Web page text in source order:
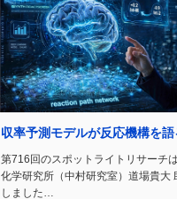
収率予測モデルが反応機構を語
第716回のスポットライトリサーチ
化学研究所（中村研究室）道場貴大
しました…